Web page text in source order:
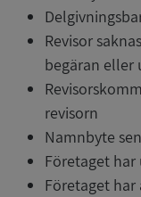
Revisor
begäran
revisorn
Namnbyte
Företaget
Företaget